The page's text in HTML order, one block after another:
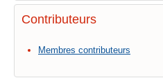
Contributeurs
Membres contributeurs